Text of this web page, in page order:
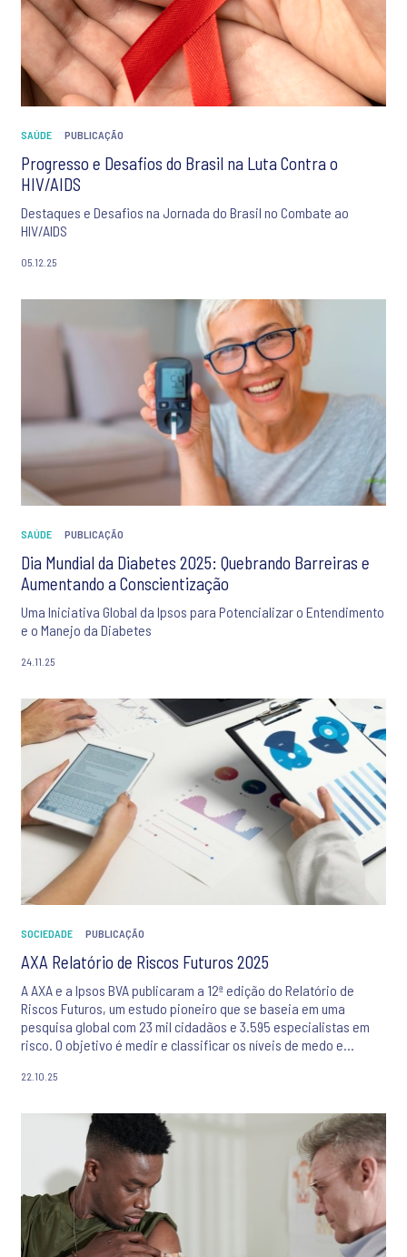
SAÚDE PUBLICAÇÃO
Progresso e Desafios do Brasil na Luta Contra o
HIV/AIDS
Destaques e Desafios na Jornada do Brasil no Combate ao
HIV/AIDS
05.12.25
SAÚDE PUBLICAÇÃO
Dia Mundial da Diabetes 2025: Quebrando Barreiras e
Aumentando a Conscientização
Uma Iniciativa Global da Ipsos para Potencializar o Entendimento
e o Manejo da Diabetes
24.11.25
SOCIEDADE PUBLICAÇÃO
AXA Relatório de Riscos Futuros 2025
A AXA e a Ipsos BVA publicaram a 12ª edição do Relatório de
Riscos Futuros, um estudo pioneiro que se baseia em uma
pesquisa global com 23 mil cidadãos e 3.595 especialistas em
risco. O objetivo é medir e classificar os níveis de medo e
22.10.25